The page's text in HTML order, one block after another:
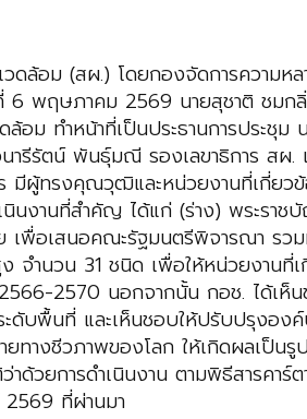
อม (สผ.) โดยกองจัดการความห
พฤษภาคม 2569 นายสุชาติ ชมกลิ่
อม ทำหน้าที่เป็นประธานการประ
ารีรัตน์ พันธุ์มณี รองเลขาธิการ
ผู้ทรงคุณวุฒิและหน่วยงานที่เกี่ยว
นงานที่สำคัญ ได้แก่ (ร่าง) พระร
เพื่อเสนอคณะรัฐมนตรีพิจารณา ร
ำนวน 31 ชนิด เพื่อให้หน่วยงานที่
2570 นอกจากนั้น กอช. ได้เห็
ะดับพื้นที่ และเห็นชอบให้ปรับปรุง
งชีวภาพของโลก ให้เกิดผลเป็นรู
ด้วยการดำเนินงาน ตามพิธีสารค
ที่ผ่านมา